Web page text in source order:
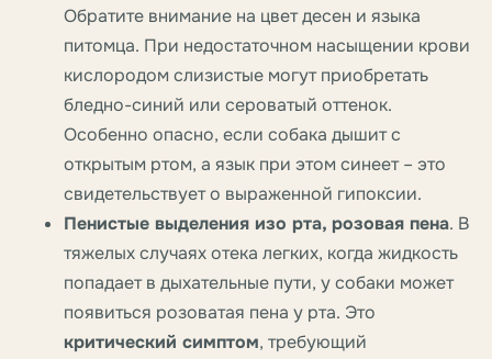
Обратите внимание на цвет десен и языка
питомца. При недостаточном насыщении крови
кислородом слизистые могут приобретать
бледно-синий или сероватый оттенок.
Особенно опасно, если собака дышит с
открытым ртом, а язык при этом синеет – это
свидетельствует о выраженной гипоксии.
Пенистые выделения изо рта, розовая пена. В
тяжелых случаях отека легких, когда жидкость
попадает в дыхательные пути, у собаки может
появиться розоватая пена у рта. Это
критический симптом, требующий